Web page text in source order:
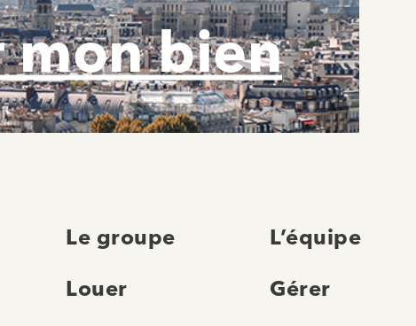
mon bien
Le groupe L’équipe
Louer Gérer